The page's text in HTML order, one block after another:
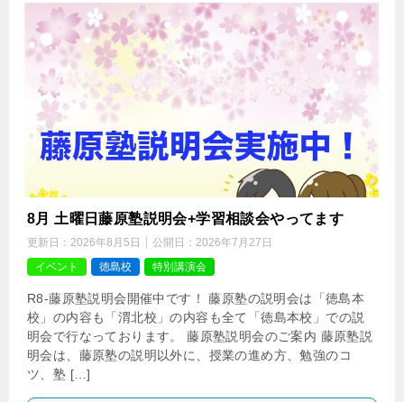
8月 土曜日藤原塾説明会+学習相談会やってます
更新日： 2026年8月5日 公開日： 2026年7月27日
イベント
徳島校 特別講演会
R8-藤原塾説明会開催中です！ 藤原塾の説明会は「徳島本
校」の内容も「渭北校」の内容も全て「徳島本校」での説
明会で行なっております。 藤原塾説明会のご案内 藤原塾説
明会は、藤原塾の説明以外に、授業の進め方、勉強のコ
ツ、塾 […]